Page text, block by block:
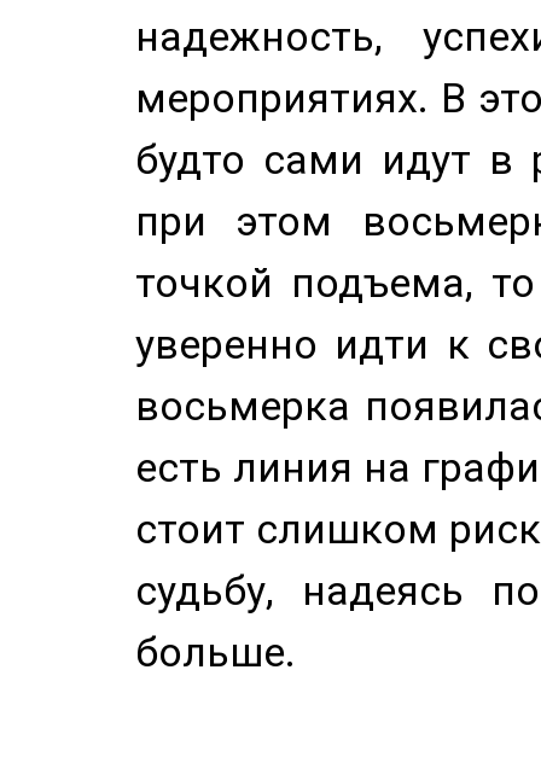
надежность,
мероприятиях. В
будто сами идут в
при этом
точкой подъема,
уверенно идти к
восьмерка
есть линия на
стоит слишком
судьбу, надеясь
больше.